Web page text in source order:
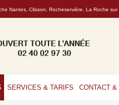
Nantes, Clisson, Rocheservière, La Roche sur
SERVICES & TARIFS CONTACT &